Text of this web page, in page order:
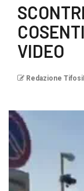
VIDEO
Redazione